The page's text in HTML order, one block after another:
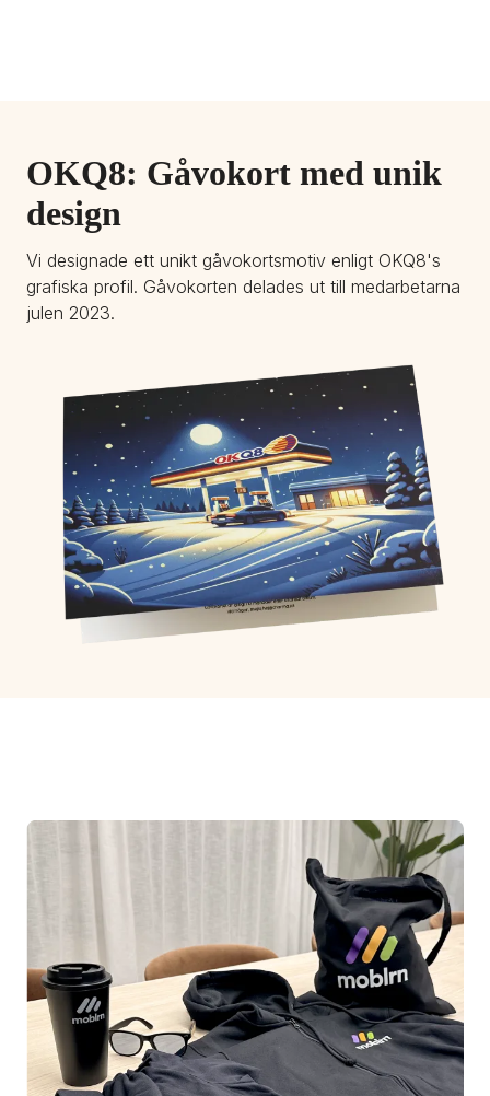
OKQ8: Gåvokort med unik
design
Vi designade ett unikt gåvokortsmotiv enligt OKQ8's
grafiska profil. Gåvokorten delades ut till medarbetarna
julen 2023.